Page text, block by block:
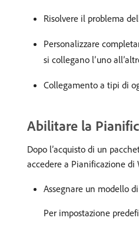
Risolvere il problema
Personalizzare
si collegano l’uno
Collegamento a tipi di
Abilitare la
Dopo l’acquisto di un
accedere a Pianificazione
Assegnare un modello
Per impostazione